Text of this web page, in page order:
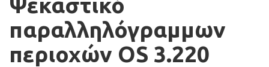
παραλληλόγραμμων
περιοχών OS 3.220